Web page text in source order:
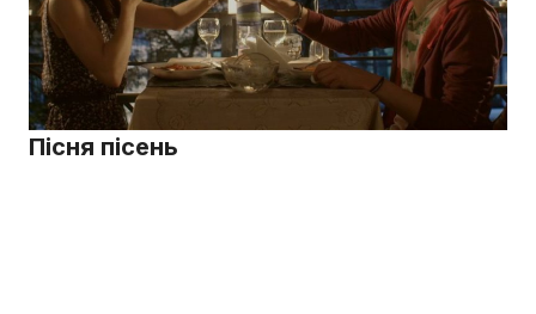
Пісня пісень